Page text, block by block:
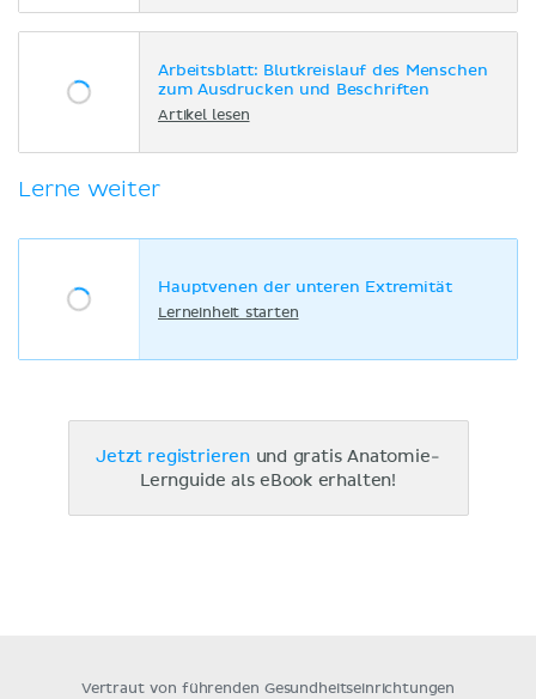
Arbeitsblatt: Blutkreislauf des Menschen
zum Ausdrucken und Beschriften
Artikel lesen
Lerne weiter
Hauptvenen der unteren Extremität
Lerneinheit starten
Jetzt registrieren und gratis Anatomie-
Lernguide als eBook erhalten!
Vertraut von führenden Gesundheitseinrichtungen